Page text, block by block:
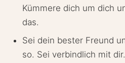
Kümmere dich um dich
das.
Sei dein bester Freund
so. Sei verbindlich mit